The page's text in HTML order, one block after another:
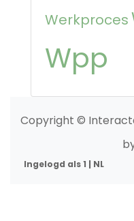
Werkproces
Wpp
Copyright ©
Ingelogd als 1 | NL